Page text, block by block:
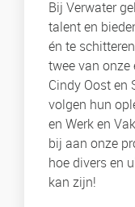
Bij Verwater
talent en
én te
twee van
Cindy Oost en
volgen hun
en Werk en
bij aan onze
hoe divers en
kan zijn!